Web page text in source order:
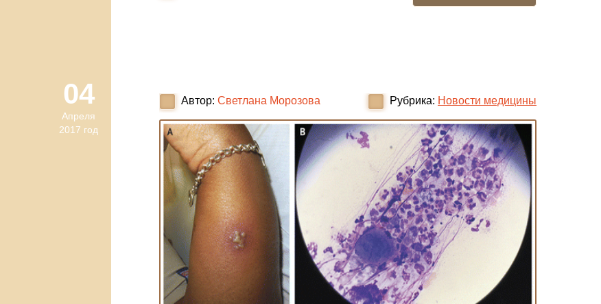
Автор: Светлана Морозова Рубрика: Новости медицины
04
Апреля
2017 год